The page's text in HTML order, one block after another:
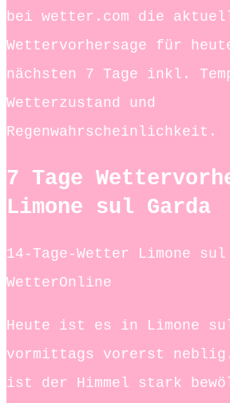
bei wetter.com die
Wettervorhersage für
nächsten 7 Tage inkl.
Wetterzustand und
Regenwahrscheinlichkeit.
7 Tage
Limone sul Garda
14-Tage-Wetter Limone sul
WetterOnline
Heute ist es in Limone
vormittags vorerst
ist der Himmel stark